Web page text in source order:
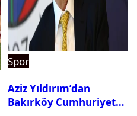
Spor
Aziz Yıldırım’dan
Bakırköy Cumhuriyet